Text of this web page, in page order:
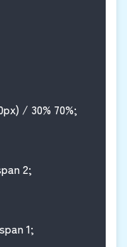
/ 30% 70%;
2;
1;